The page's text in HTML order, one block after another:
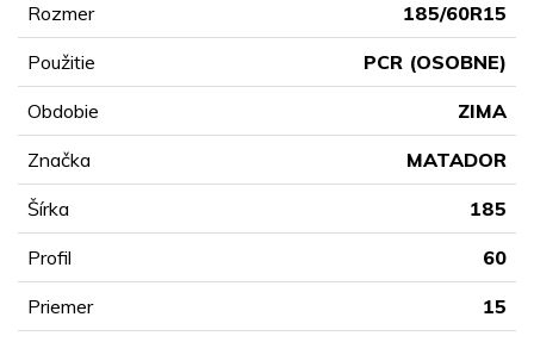
Rozmer 185/60R15
Použitie PCR (OSOBNE)
Obdobie ZIMA
Značka MATADOR
Šírka 185
Profil 60
Priemer 15